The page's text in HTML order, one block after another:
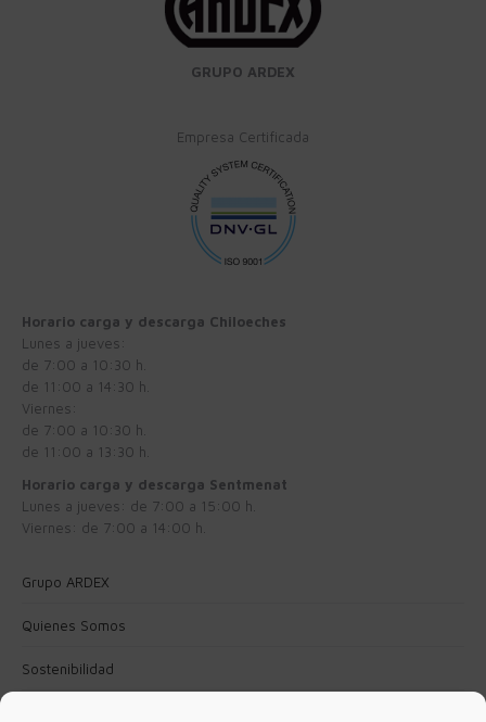
GRUPO ARDEX
Empresa Certificada
Horario carga y descarga Chiloeches
Lunes a jueves:
de 7:00 a 10:30 h.
de 11:00 a 14:30 h.
Viernes:
de 7:00 a 10:30 h.
de 11:00 a 13:30 h.
Horario carga y descarga Sentmenat
Lunes a jueves: de 7:00 a 15:00 h.
Viernes: de 7:00 a 14:00 h.
Grupo ARDEX
Quienes Somos
Sostenibilidad